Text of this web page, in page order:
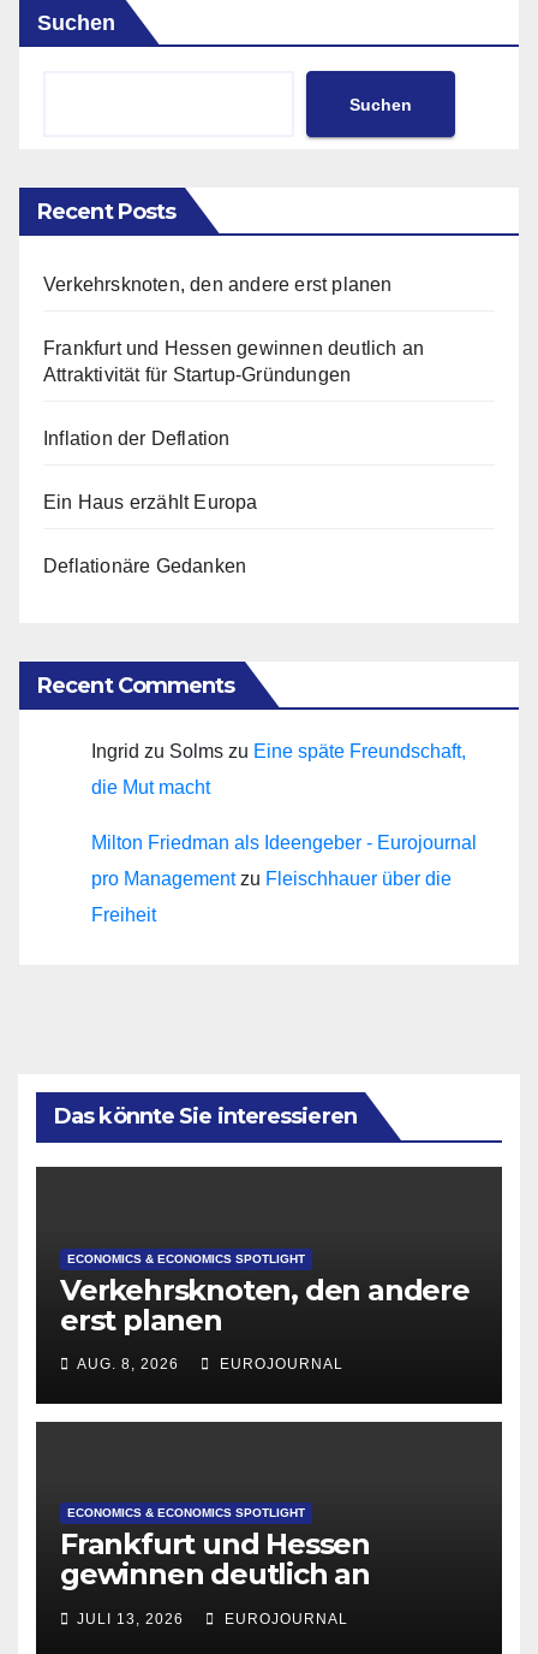
Suchen
Suchen
Recent Posts
Verkehrsknoten, den andere erst planen
Frankfurt und Hessen gewinnen deutlich an
Attraktivität für Startup-Gründungen
Inflation der Deflation
Ein Haus erzählt Europa
Deflationäre Gedanken
Recent Comments
Ingrid zu Solms zu Eine späte Freundschaft,
die Mut macht
Milton Friedman als Ideengeber - Eurojournal
pro Managementzu Fleischhauer über die
Freiheit
Das könnte Sie interessieren
ECONOMICS & ECONOMICS SPOTLIGHT
Verkehrsknoten, den andere
erst planen
AUG. 8, 2026 EUROJOURNAL
ECONOMICS & ECONOMICS SPOTLIGHT
Frankfurt und Hessen
gewinnen deutlich an
Attraktivität für Startup-
Gründungen
JULI 13, 2026 EUROJOURNAL